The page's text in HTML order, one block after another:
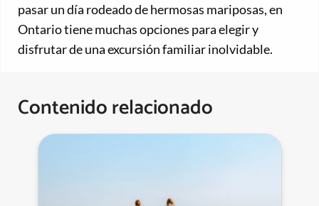
pasar un día rodeado de hermosas mariposas, en
Ontario tiene muchas opciones para elegir y
disfrutar de una excursión familiar inolvidable.
Contenido relacionado